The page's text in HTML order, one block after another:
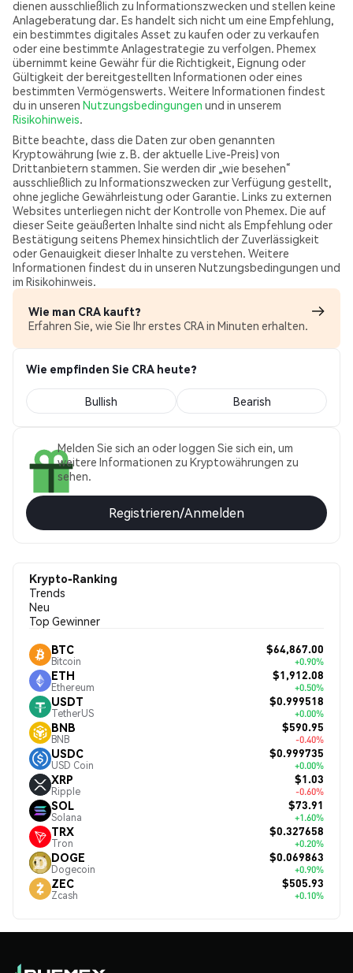
dienen ausschließlich zu Informationszwecken und stellen keine
Anlageberatung dar. Es handelt sich nicht um eine Empfehlung,
ein bestimmtes digitales Asset zu kaufen oder zu verkaufen
oder eine bestimmte Anlagestrategie zu verfolgen. Phemex
übernimmt keine Gewähr für die Richtigkeit, Eignung oder
Gültigkeit der bereitgestellten Informationen oder eines
bestimmten Vermögenswerts. Weitere Informationen findest
du in unseren Nutzungsbedingungen und in unserem
Risikohinweis.
Bitte beachte, dass die Daten zur oben genannten
Kryptowährung (wie z. B. der aktuelle Live-Preis) von
Drittanbietern stammen. Sie werden dir „wie besehen“
ausschließlich zu Informationszwecken zur Verfügung gestellt,
ohne jegliche Gewährleistung oder Garantie. Links zu externen
Websites unterliegen nicht der Kontrolle von Phemex. Die auf
dieser Seite geäußerten Inhalte sind nicht als Empfehlung oder
Bestätigung seitens Phemex hinsichtlich der Zuverlässigkeit
oder Genauigkeit dieser Inhalte zu verstehen. Weitere
Informationen findest du in unseren Nutzungsbedingungen und
im Risikohinweis.
Wie man CRA kauft?
Erfahren Sie, wie Sie Ihr erstes CRA in Minuten erhalten.
Wie empfinden Sie CRA heute?
Bullish Bearish
Melden Sie sich an oder loggen Sie sich ein, um
weitere Informationen zu Kryptowährungen zu
sehen.
Registrieren/Anmelden
Krypto-Ranking
Trends
Neu
Top Gewinner
BTC
Bitcoin
$64,867.00
+0.90%
ETH
Ethereum
$1,912.08
+0.50%
USDT
TetherUS
$0.999518
+0.00%
BNB
BNB
$590.95
-0.40%
USDC
USD Coin
$0.999735
+0.00%
XRP
Ripple
$1.03
-0.60%
SOL
Solana
$73.91
+1.60%
TRX
Tron
$0.327658
+0.20%
DOGE
Dogecoin
$0.069863
+0.90%
ZEC
Zcash
$505.93
+0.10%